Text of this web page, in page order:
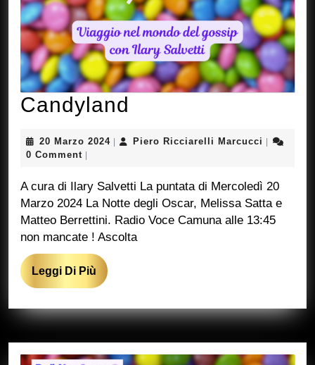
Candyland
20 Marzo 202420
| Piero Ricciarelli Marcucci Piero
|
0 Comment |
A cura di Ilary Salvetti La puntata di Mercoledì 20
Marzo 2024 La Notte degli Oscar, Melissa Satta e
Matteo Berrettini. Radio Voce Camuna alle 13:45
non mancate ! Ascolta
Leggi Di Più Leggi
Di